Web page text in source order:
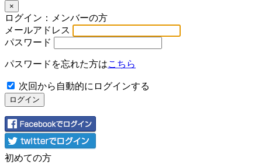
×
ログイン：メンバーの方
メールアドレス
パスワード
パスワードを忘れた方はこちら
次回から自動的にログインする
初めての方